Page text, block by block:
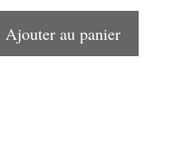
Ajouter au panier